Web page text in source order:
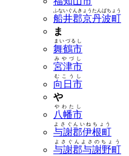
船井郡京丹波町
ふないぐんきょうたんばちょう
ま
舞鶴市
まいづるし
宮津市
みやづし
向日市
むこうし
や
八幡市
やわたし
与謝郡伊根町
よさぐんいねちょう
与謝郡与謝野町
よさぐんよさのちょう